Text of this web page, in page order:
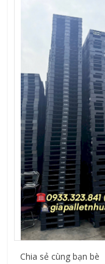
Chia sẻ cùng bạn bè